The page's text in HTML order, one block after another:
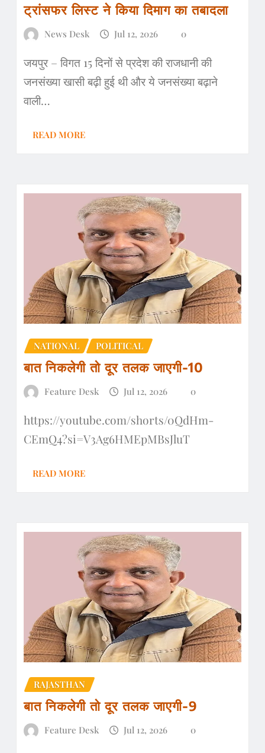
ट्रांसफर लिस्ट ने किया दिमाग का तबादला
News Desk Jul 12, 2026 0
जयपुर – विगत 15 दिनों से प्रदेश की राजधानी की
जनसंख्या खासी बढ़ी हुई थी और ये जनसंख्या बढ़ाने
वाली…
READ MORE
NATIONAL POLITICAL
बात निकलेगी तो दूर तलक जाएगी-10
Feature Desk Jul 12, 2026 0
https://youtube.com/shorts/0QdHm-
CEmQ4?si=V3Ag6HMEpMBsJluT
READ MORE
RAJASTHAN
बात निकलेगी तो दूर तलक जाएगी-9
Feature Desk Jul 12, 2026 0